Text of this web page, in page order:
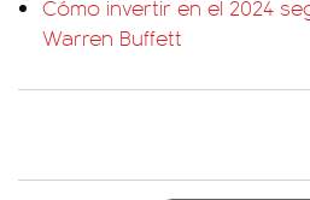
Cómo invertir en el 2024
Warren Buffett